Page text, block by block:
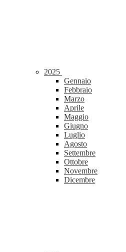
2025
Gennaio
Febbraio
Marzo
Aprile
Maggio
Giugno
Luglio
Agosto
Settembre
Ottobre
Novembre
Dicembre